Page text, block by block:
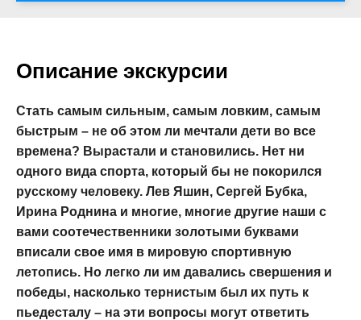
Описание экскурсии
Стать самым сильным, самым ловким, самым
быстрым – не об этом ли мечтали дети во все
времена? Вырастали и становились. Нет ни
одного вида спорта, который бы не покорился
русскому человеку. Лев Яшин, Сергей Бубка,
Ирина Роднина и многие, многие другие наши с
вами соотечественники золотыми буквами
вписали свое имя в мировую спортивную
летопись. Но легко ли им давались свершения и
победы, насколько тернистым был их путь к
пьедесталу – на эти вопросы могут ответить